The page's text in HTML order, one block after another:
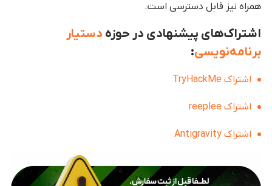
همراه نیز قابل دسترسی است.
اشتراک‌های پیشنهادی در حوزه دستیار
برنامه‌نویسی:
اشتراک TryHackMe
اشتراک reeplee
اشتراک Antigravity